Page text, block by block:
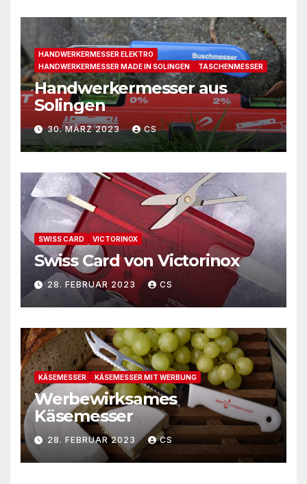
HANDWERKERMESSER ELEKTRO
HANDWERKERMESSER MADE IN SOLINGEN
TASCHENMESSER
Handwerkermesser aus
Solingen
30. MÄRZ 2023 CS
SWISS CARD VICTORINOX
Swiss Card von Victorinox
28. FEBRUAR 2023 CS
KÄSEMESSER KÄSEMESSER MIT WERBUNG
Werbewirksames
Käsemesser
28. FEBRUAR 2023 CS